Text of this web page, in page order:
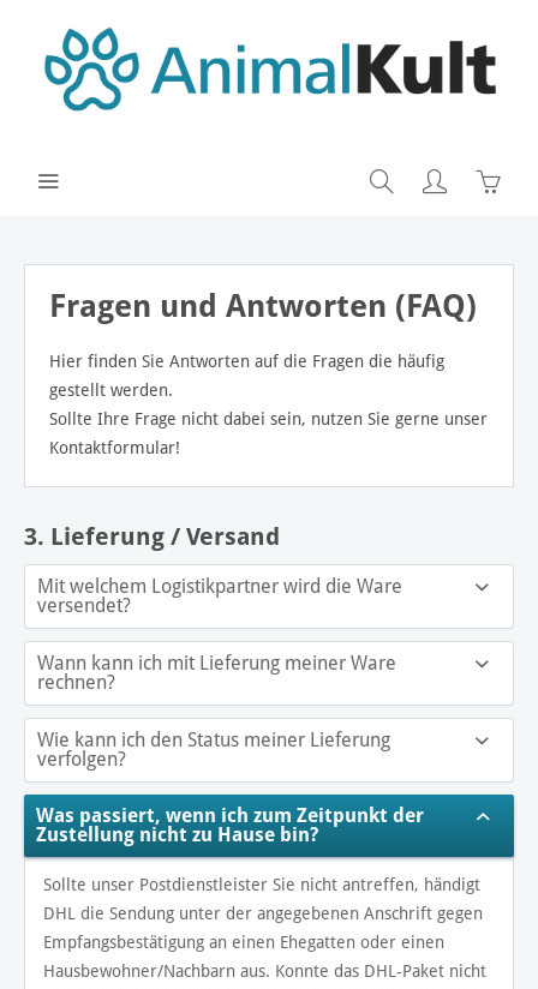
Fragen und Antworten (FAQ)
Hier finden Sie Antworten auf die Fragen die häufig
gestellt werden.
Sollte Ihre Frage nicht dabei sein, nutzen Sie gerne unser
Kontaktformular!
3. Lieferung / Versand
Mit welchem Logistikpartner wird die Ware
versendet?
Wann kann ich mit Lieferung meiner Ware
rechnen?
Wie kann ich den Status meiner Lieferung
verfolgen?
Was passiert, wenn ich zum Zeitpunkt der
Zustellung nicht zu Hause bin?
Sollte unser Postdienstleister Sie nicht antreffen, händigt
DHL die Sendung unter der angegebenen Anschrift gegen
Empfangsbestätigung an einen Ehegatten oder einen
Hausbewohner/Nachbarn aus. Konnte das DHL-Paket nicht